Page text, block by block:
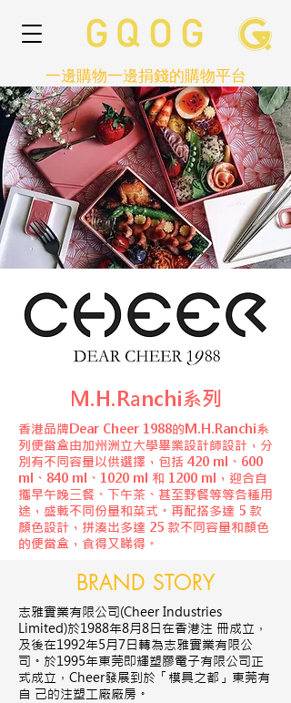
一邊購物一邊捐錢的購物平台
M.H.Ranchi系列
香港品牌Dear Cheer 1988的M.H.Ranchi系
列便當盒由加州洲立大學畢業設計師設計，分
別有不同容量以供選擇，包括 420 ml、600
ml、840 ml、1020 ml 和 1200 ml，迎合自
攜早午晚三餐、下午茶、甚至野餐等等各種用
途，盛載不同份量和菜式。再配搭多達 5 款
顏色設計，拼湊出多達 25 款不同容量和顏色
的便當盒，食得又睇得。
BRAND STORY
志雅實業有限公司(Cheer Industries
Limited)於1988年8月8日在香港注 冊成立，
及後在1992年5月7日轉為志雅實業有限公
司。於1995年東莞即輝塑膠電子有限公司正
式成立，Cheer發展到於「模具之都」東莞有
自 己的注塑工廠廠房。